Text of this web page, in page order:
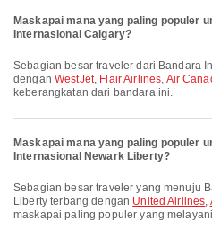
Maskapai mana yang paling populer
Internasional Calgary?
Sebagian besar traveler dari Bandara Internasional Calgary terbang
dengan WestJet, Flair Airlines, Air
keberangkatan dari bandara ini.
Maskapai mana yang paling populer
Internasional Newark Liberty?
Sebagian besar traveler yang menuju Bandara Internasional Newark
Liberty terbang dengan United Airlines,
maskapai paling populer yang